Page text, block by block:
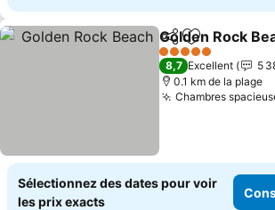
PartagerAjouter à
Golden Rock
5 Étoiles
8,7 Excellent
5
0.1 km de la plage
Chambres
Sélectionnez des dates pour voir
les prix exacts